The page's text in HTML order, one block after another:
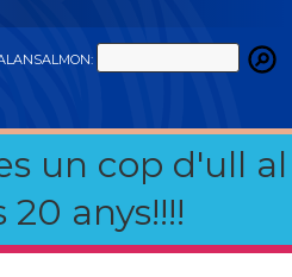
un cop d'ull al
20 anys!!!!